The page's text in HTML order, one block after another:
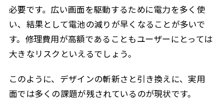
必要です。広い画面を駆動するために電力を多く使
い、結果として電池の減りが早くなることが多いで
す。修理費用が高額であることもユーザーにとっては
大きなリスクといえるでしょう。
このように、デザインの斬新さと引き換えに、実用
面では多くの課題が残されているのが現状です。